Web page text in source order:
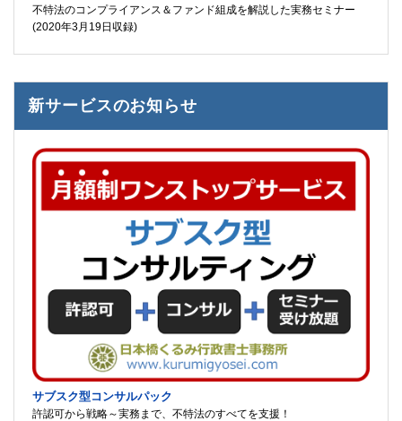
不特法のコンプライアンス＆ファンド組成を解説した実務セミナー
(2020年3月19日収録)
新サービスのお知らせ
サブスク型コンサルパック
許認可から戦略～実務まで、不特法のすべてを支援！